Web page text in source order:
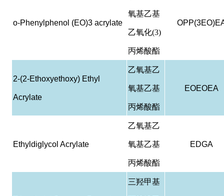
o-Phenylphenol (EO)3 acrylate
氧基乙基
乙氧化(3)
丙烯酸酯
2-(2-Ethoxyethoxy) Ethyl
Acrylate
乙氧基乙
氧基乙基
丙烯酸酯
EOEOEA
Ethyldiglycol Acrylate
乙氧基乙
氧基乙基
丙烯酸酯
EDGA
三羟甲基